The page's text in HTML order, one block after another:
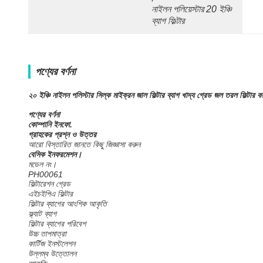
নাইলন পলিয়েস্টার 20 ইঞ্চি
ব্যাগ ফিল্টার
পণ্যের বর্ণনা
২০ ইঞ্চি নাইলন পলিস্টার সিল্ক মাইক্রন জাল ফিল্টার ব্যাগ খাদ্য গ্রেড জল তরল ফিল্টার
পণ্যের বর্ণনা
কোম্পানি ইনফো.
গ্রাহকের প্রশ্ন ও উত্তর
আরো বিস্তারিত জানতে কিছু জিজ্ঞাসা করুন
বেসিক ইনফরমেশন।
মডেল নং।
PH00061
ফিল্টারেশন গ্রেড
এইচইপিএ ফিল্টার
ফিল্টার ব্যাগের আংশিক আকৃতি
ফ্ল্যাট ব্যাগ
ফিল্টার ব্যাগের পরিবেশ
উচ্চ তাপমাত্রা
কার্টিজ ইনস্টলেশন
উল্লম্ব উত্তোলন